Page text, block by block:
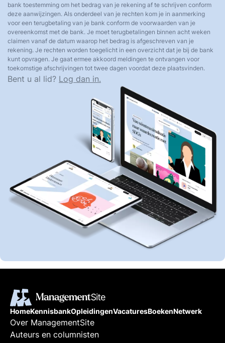
bank toestemming om het bedrag van je rekening af te schrijven conform
deze aanwijzingen. Als onderdeel van je rechten kom je in aanmerking
voor een terugbetaling van je bank conform de voorwaarden van je
overeenkomst met de bank. Je moet terugbetalingen binnen acht weken
claimen vanaf de datum waarop het bedrag is afgeschreven van je
rekening. Je rechten worden toegelicht in een overzicht dat je bij de bank
kunt opvragen. Je gaat ermee akkoord meldingen te ontvangen voor
toekomstige afschrijvingen tot twee dagen voordat deze plaatsvinden.
Bent u al lid? Log dan in.
HomeKennisbankOpleidingenVacaturesBoekenNetwerk
Over ManagementSite
Auteurs en columnisten